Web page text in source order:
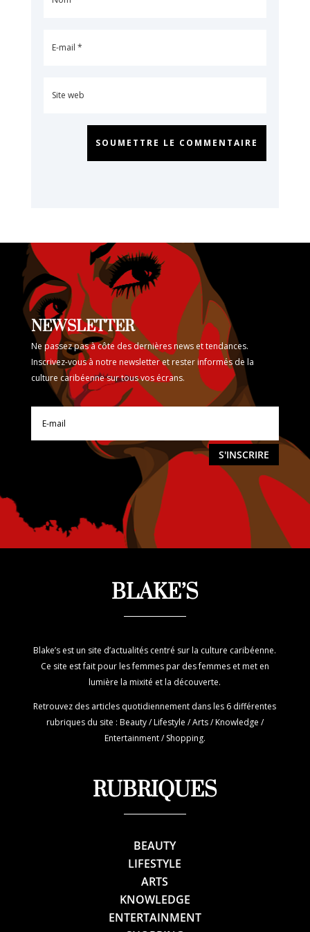
SOUMETTRE LE COMMENTAIRE
NEWSLETTER
Ne passez pas à côte des dernières news et tendances.
Inscrivez-vous à notre newsletter et rester informés de la
culture caribéenne sur tous vos écrans.
S'INSCRIRE
BLAKE’S
Blake’s est un site d’actualités centré sur la culture caribéenne.
Ce site est fait pour les femmes par des femmes et met en
lumière la mixité et la découverte.
Retrouvez des articles quotidiennement dans les 6 différentes
rubriques du site : Beauty / Lifestyle / Arts / Knowledge /
Entertainment / Shopping.
RUBRIQUES
BEAUTY
LIFESTYLE
ARTS
KNOWLEDGE
ENTERTAINMENT